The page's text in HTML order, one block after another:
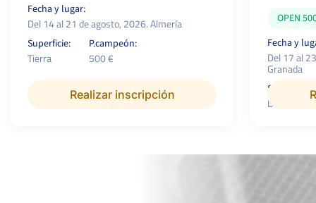
Fecha y lugar:
Del 14 al 21 de agosto, 2026. Almería
Superficie:
Tierra
P.campeón:
500 €
Realizar inscripción
OPEN
Fecha y
Del 17 al
Granada
Superficie:
Dura